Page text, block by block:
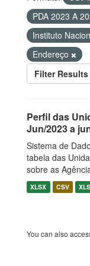
PDA 2023 A
Instituto
Endereço
Filter Results
Perfil das
Jun/2023 a
Sistema de
tabela das
sobre as
XLSX CSV XLS
You can also